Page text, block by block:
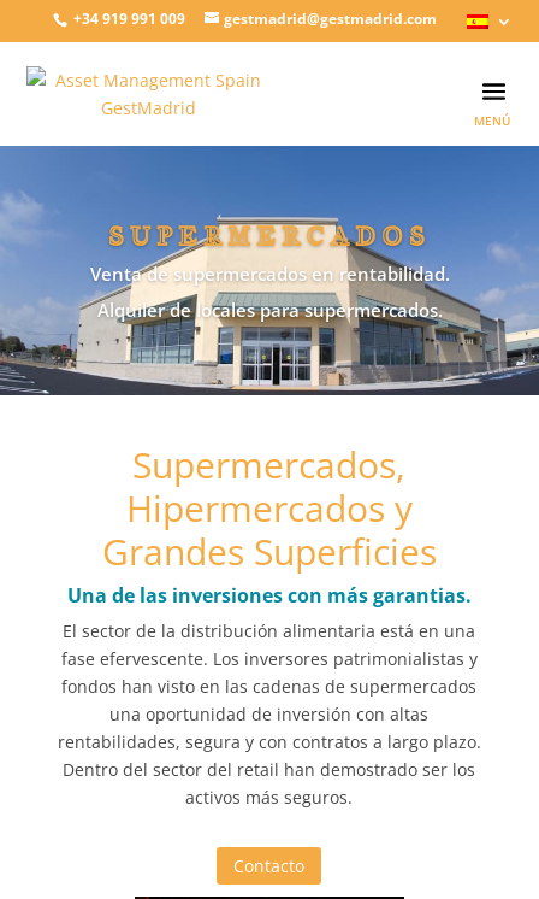
+34 919 991 009 gestmadrid@gestmadrid.com
SUPERMERCADOS
Venta de supermercados en rentabilidad.
Alquiler de locales para supermercados.
Supermercados,
Hipermercados y
Grandes Superficies
Una de las inversiones con más garantias.
El sector de la distribución alimentaria está en una
fase efervescente. Los inversores patrimonialistas y
fondos han visto en las cadenas de supermercados
una oportunidad de inversión con altas
rentabilidades, segura y con contratos a largo plazo.
Dentro del sector del retail han demostrado ser los
activos más seguros.
Contacto